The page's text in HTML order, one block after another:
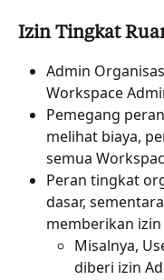
Izin Tingkat
Admin
Workspace
Pemegang
melihat biaya,
semua
Peran tingkat
dasar,
memberikan
Misalnya,
diberi izin